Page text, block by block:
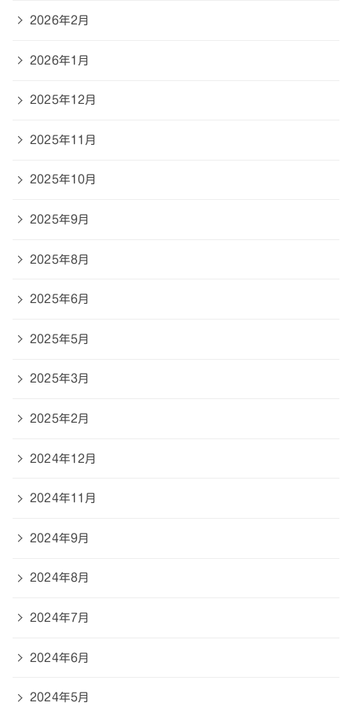
2026年2月
2026年1月
2025年12月
2025年11月
2025年10月
2025年9月
2025年8月
2025年6月
2025年5月
2025年3月
2025年2月
2024年12月
2024年11月
2024年9月
2024年8月
2024年7月
2024年6月
2024年5月